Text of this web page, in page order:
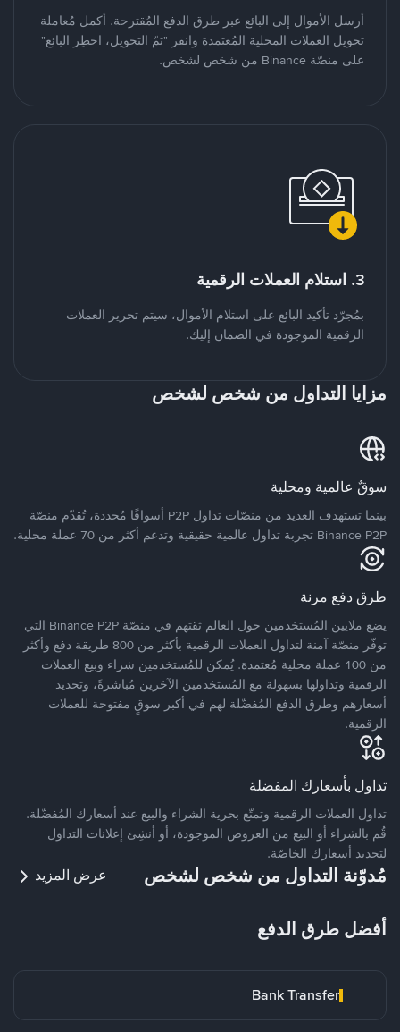
أرسل الأموال إلى البائع عبر طرق الدفع المُقترحة. أكمل مُعاملة
تحويل العملات المحلية المُعتمدة وانقر "تمّ التحويل، اخطِر البائع"
على منصّة Binance من شخص لشخص.
3. استلام العملات الرقمية
بمُجرّد تأكيد البائع على استلام الأموال، سيتم تحرير العملات
الرقمية الموجودة في الضمان إليك.
مزايا التداول من شخص لشخص
سوقٌ عالمية ومحلية
بينما تستهدف العديد من منصّات تداول P2P أسواقًا مُحددة، تُقدّم منصّة
Binance P2P تجربة تداول عالمية حقيقية وتدعم أكثر من 70 عملة محلية.
طرق دفع مرنة
يضع ملايين المُستخدمين حول العالم ثقتهم في منصّة Binance P2P التي
توفّر منصّة آمنة لتداول العملات الرقمية بأكثر من 800 طريقة دفع وأكثر
من 100 عملة محلية مُعتمدة. يُمكن للمُستخدمين شراء وبيع العملات
الرقمية وتداولها بسهولة مع المُستخدمين الآخرين مُباشرةً، وتحديد
أسعارهم وطرق الدفع المُفضّلة لهم في أكبر سوقٍ مفتوحة للعملات
الرقمية.
تداول بأسعارك المفضلة
تداول العملات الرقمية وتمتّع بحرية الشراء والبيع عند أسعارك المُفضّلة.
قُم بالشراء أو البيع من العروض الموجودة، أو أنشِئ إعلانات التداول
لتحديد أسعارك الخاصّة.
مُدوّنة التداول من شخص لشخص عرض المزيد
أفضل طرق الدفع
Bank Transfer